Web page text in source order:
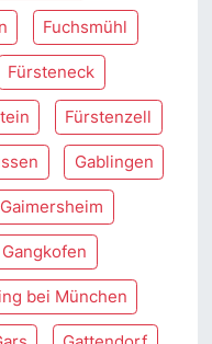
Fuchsmühl
Fürsteneck
Fürstenzell
Gablingen
Gaimersheim
Gangkofen
bei München